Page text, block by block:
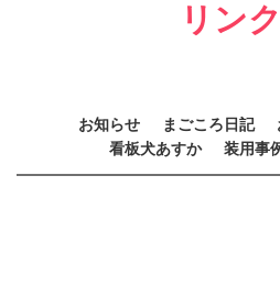
リン
お知らせ まごころ日記
看板犬あすか
装用事